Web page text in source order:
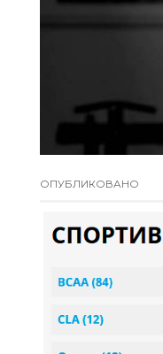
ОПУБЛИКОВАНО